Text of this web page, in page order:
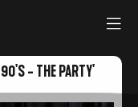
90'S - THE PARTY'